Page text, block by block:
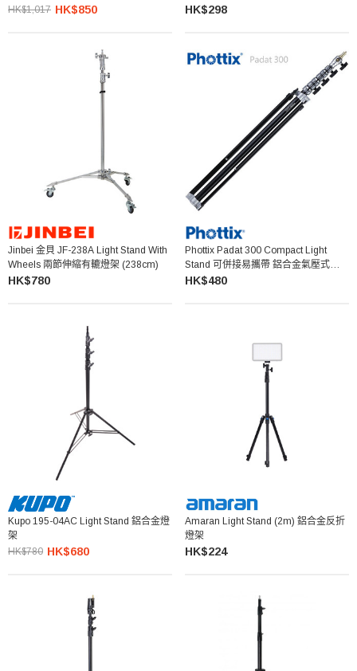
HK$1,017 HK$850 HK$298
Jinbei 金貝 JF-238A Light Stand With
Wheels 兩節伸縮有轆燈架 (238cm)
HK$780
Phottix Padat 300 Compact Light
Stand 可併接易攜帶 鋁合金氣壓式燈架
300cm/5kg
HK$480
Kupo 195-04AC Light Stand 鋁合金燈
架
HK$780 HK$680
Amaran Light Stand (2m) 鋁合金反折
燈架
HK$224